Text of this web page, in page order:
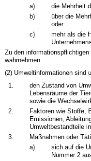
a)
die Mehrheit
b)
über die
oder
c)
mehr als die
Zu den
wahrnehmen.
(2) Umweltinformationen sind
1.
den Zustand von
Lebensräume der
sowie die
2.
Faktoren wie Stoffe,
Emissionen,
Umweltbestandteile
3.
Maßnahmen oder
a)
sich auf die
Nummer 2